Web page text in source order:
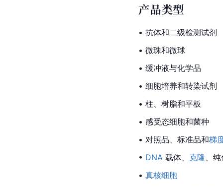
产品类型
• 抗体和二级检测试剂
• 微珠和微球
• 缓冲液与化学品
• 细胞培养和转染试剂
• 柱、树脂和平板
• 感受态细胞和菌种
• 对照品、标准品和梯
• DNA 载体、 克隆 、
• 真核细胞